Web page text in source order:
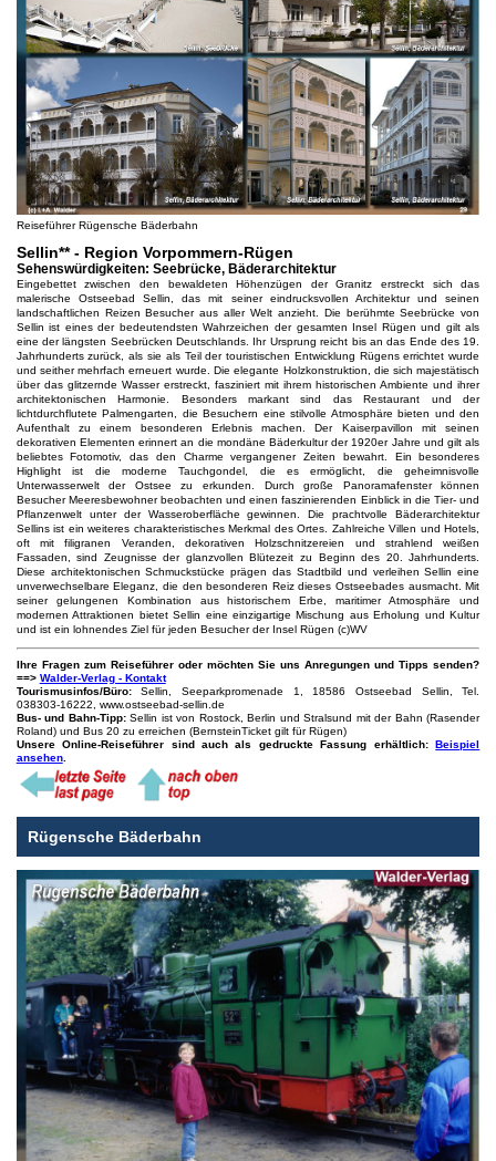
Reiseführer Rügensche Bäderbahn
Sellin** - Region Vorpommern-Rügen
Sehenswürdigkeiten: Seebrücke, Bäderarchitektur
Eingebettet zwischen den bewaldeten Höhenzügen der Granitz erstreckt sich das
malerische Ostseebad Sellin, das mit seiner eindrucksvollen Architektur und seinen
landschaftlichen Reizen Besucher aus aller Welt anzieht. Die berühmte Seebrücke von
Sellin ist eines der bedeutendsten Wahrzeichen der gesamten Insel Rügen und gilt als
eine der längsten Seebrücken Deutschlands. Ihr Ursprung reicht bis an das Ende des 19.
Jahrhunderts zurück, als sie als Teil der touristischen Entwicklung Rügens errichtet wurde
und seither mehrfach erneuert wurde. Die elegante Holzkonstruktion, die sich majestätisch
über das glitzernde Wasser erstreckt, fasziniert mit ihrem historischen Ambiente und ihrer
architektonischen Harmonie. Besonders markant sind das Restaurant und der
lichtdurchflutete Palmengarten, die Besuchern eine stilvolle Atmosphäre bieten und den
Aufenthalt zu einem besonderen Erlebnis machen. Der Kaiserpavillon mit seinen
dekorativen Elementen erinnert an die mondäne Bäderkultur der 1920er Jahre und gilt als
beliebtes Fotomotiv, das den Charme vergangener Zeiten bewahrt. Ein besonderes
Highlight ist die moderne Tauchgondel, die es ermöglicht, die geheimnisvolle
Unterwasserwelt der Ostsee zu erkunden. Durch große Panoramafenster können
Besucher Meeresbewohner beobachten und einen faszinierenden Einblick in die Tier- und
Pflanzenwelt unter der Wasseroberfläche gewinnen. Die prachtvolle Bäderarchitektur
Sellins ist ein weiteres charakteristisches Merkmal des Ortes. Zahlreiche Villen und Hotels,
oft mit filigranen Veranden, dekorativen Holzschnitzereien und strahlend weißen
Fassaden, sind Zeugnisse der glanzvollen Blütezeit zu Beginn des 20. Jahrhunderts.
Diese architektonischen Schmuckstücke prägen das Stadtbild und verleihen Sellin eine
unverwechselbare Eleganz, die den besonderen Reiz dieses Ostseebades ausmacht. Mit
seiner gelungenen Kombination aus historischem Erbe, maritimer Atmosphäre und
modernen Attraktionen bietet Sellin eine einzigartige Mischung aus Erholung und Kultur
und ist ein lohnendes Ziel für jeden Besucher der Insel Rügen (c)WV
Ihre Fragen zum Reiseführer oder möchten Sie uns Anregungen und Tipps senden?
==> Walder-Verlag - Kontakt
Tourismusinfos/Büro:Sellin, Seeparkpromenade 1, 18586 Ostseebad Sellin, Tel.
038303-16222, www.ostseebad-sellin.de
Bus- und Bahn-Tipp:Sellin ist von Rostock, Berlin und Stralsund mit der Bahn (Rasender
Roland) und Bus 20 zu erreichen (BernsteinTicket gilt für Rügen)
Unsere Online-Reiseführer sind auch als gedruckte Fassung erhältlich:
Beispiel
ansehen.
Rügensche Bäderbahn